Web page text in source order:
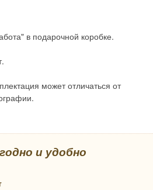
в подарочной коробке.
может отличаться от
и удобно